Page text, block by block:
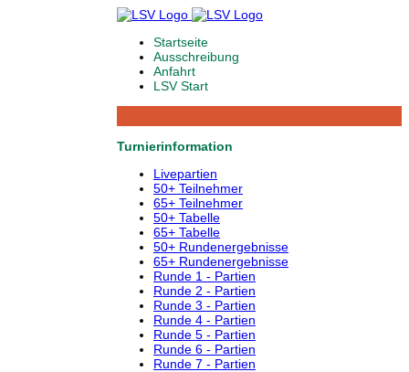
Startseite
Ausschreibung
Anfahrt
LSV Start
Turnierinformation
Livepartien
50+ Teilnehmer
65+ Teilnehmer
50+ Tabelle
65+ Tabelle
50+ Rundenergebnisse
65+ Rundenergebnisse
Runde 1 - Partien
Runde 2 - Partien
Runde 3 - Partien
Runde 4 - Partien
Runde 5 - Partien
Runde 6 - Partien
Runde 7 - Partien